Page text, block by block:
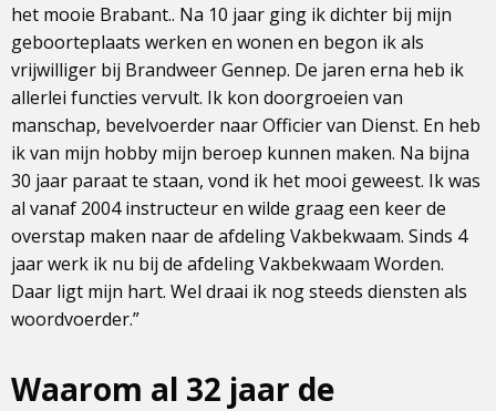
het mooie Brabant.. Na 10 jaar ging ik dichter bij mijn
geboorteplaats werken en wonen en begon ik als
vrijwilliger bij Brandweer Gennep. De jaren erna heb ik
allerlei functies vervult. Ik kon doorgroeien van
manschap, bevelvoerder naar Officier van Dienst. En heb
ik van mijn hobby mijn beroep kunnen maken. Na bijna
30 jaar paraat te staan, vond ik het mooi geweest. Ik was
al vanaf 2004 instructeur en wilde graag een keer de
overstap maken naar de afdeling Vakbekwaam. Sinds 4
jaar werk ik nu bij de afdeling Vakbekwaam Worden.
Daar ligt mijn hart. Wel draai ik nog steeds diensten als
woordvoerder.”
Waarom al 32 jaar de